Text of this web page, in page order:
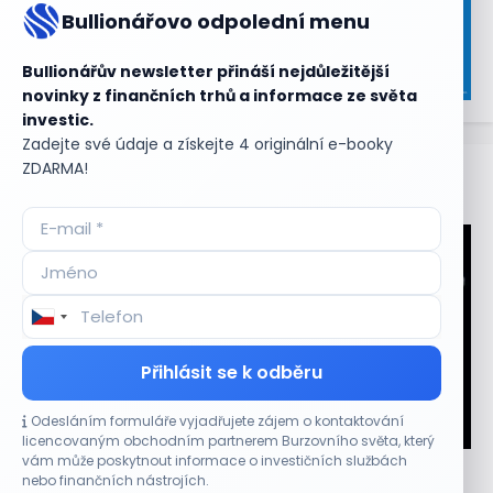
Bullionářovo odpolední menu
Bullionářův newsletter přináší nejdůležitější
novinky z finančních trhů a informace ze světa
investic.
Zadejte své údaje a získejte 4 originální e-booky
ZDARMA!
Přihlásit se k odběru
Odesláním formuláře vyjadřujete zájem o kontaktování
licencovaným obchodním partnerem Burzovního světa, který
vám může poskytnout informace o investičních službách
nebo finančních nástrojích.
Aktuální
CO HÝBE TRHEM
Micron posílil o 7,6 % a zvýšil podíl na trhu DRAM